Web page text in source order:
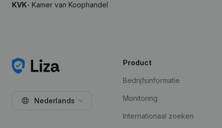
KVK- Kamer van Koophandel
Nederlands
Product
Bedrijfsinformatie
Monitoring
Internationaal zoeken